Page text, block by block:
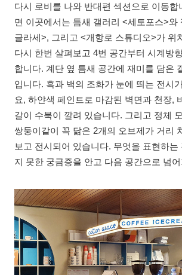
다시 로비를 나와 반대편 섹션으로 이동합
면 이곳에서는 틈새 갤러리 <세토포스>와
글라세>, 그리고 <개항로 스튜디오>가 위
다시 한번 살펴보고 4번 공간부터 시계방
합니다. 계단 옆 틈새 공간에 재미를 담은
입니다. 흑과 백의 조화가 눈에 띄는 전시
요, 하얀색 페인트로 마감된 벽면과 천장,
갈이 수북이 깔려 있습니다. 그리고 정체
쌍둥이같이 꼭 닮은 2개의 오브제가 거리
보고 전시되어 있습니다. 무엇을 표현하는
지 못한 궁금증을 안고 다음 공간으로 넘